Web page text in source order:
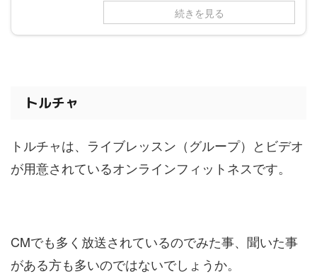
続きを見る
トルチャ
トルチャは、ライブレッスン（グループ）とビデオ
が用意されているオンラインフィットネスです。
CMでも多く放送されているのでみた事、聞いた事
がある方も多いのではないでしょうか。